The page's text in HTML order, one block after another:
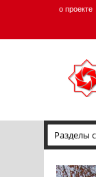
о проекте